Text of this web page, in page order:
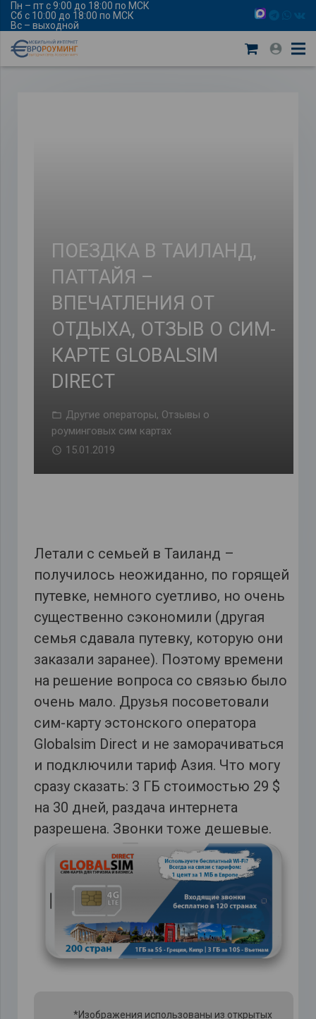
Пн – пт с 9:00 до 18:00 по МСК
Сб с 10:00 до 18:00 по МСК
Вс – выходной
ПОЕЗДКА В ТАИЛАНД,
ПАТТАЙЯ –
ВПЕЧАТЛЕНИЯ ОТ
ОТДЫХА, ОТЗЫВ О СИМ-
КАРТЕ GLOBALSIM
DIRECT
Другие операторы, Отзывы о
роуминговых сим картах
15.01.2019
Летали с семьей в Таиланд –
получилось неожиданно, по горящей
путевке, немного суетливо, но очень
существенно сэкономили (другая
семья сдавала путевку, которую они
заказали заранее). Поэтому времени
на решение вопроса со связью было
очень мало. Друзья посоветовали
сим-карту эстонского оператора
Globalsim Direct и не заморачиваться
и подключили тариф Азия. Что могу
сразу сказать: 3 ГБ стоимостью 29 $
на 30 дней, раздача интернета
разрешена. Звонки тоже дешевые.
*Изображения использованы из открытых